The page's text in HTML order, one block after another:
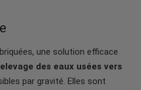
une solution efficace
des eaux usées vers
par gravité. Elles sont